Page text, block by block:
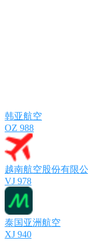
韩亚航空
OZ 988
越南航空股份有限
VJ 978
泰国亚洲航空
XJ 940